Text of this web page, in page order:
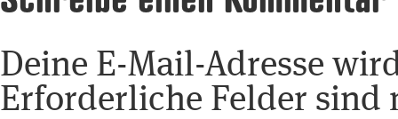
Deine E-Mail-Adresse
Erforderliche Felder sind